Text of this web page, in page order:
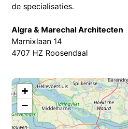
de specialisaties.
Algra & Marechal Architecten
Marnixlaan 14
4707 HZ Roosendaal
+
−